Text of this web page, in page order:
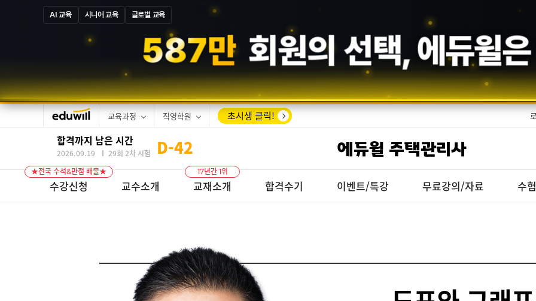
AI 교육 시니어 교육 글로벌 교육
15만 합격수기의 증명, 에듀윌
교육과정 직영학원 초시생 클릭!
에듀윌 주택관리사
수강신청
★전국 수석&만점 배출★
교수소개 교재소개
17년간 1위
합격수기 이벤트/특강 무료강의/자료 수
합격까지 남은 시간
2026.09.19 29회 2차 시험 D-42